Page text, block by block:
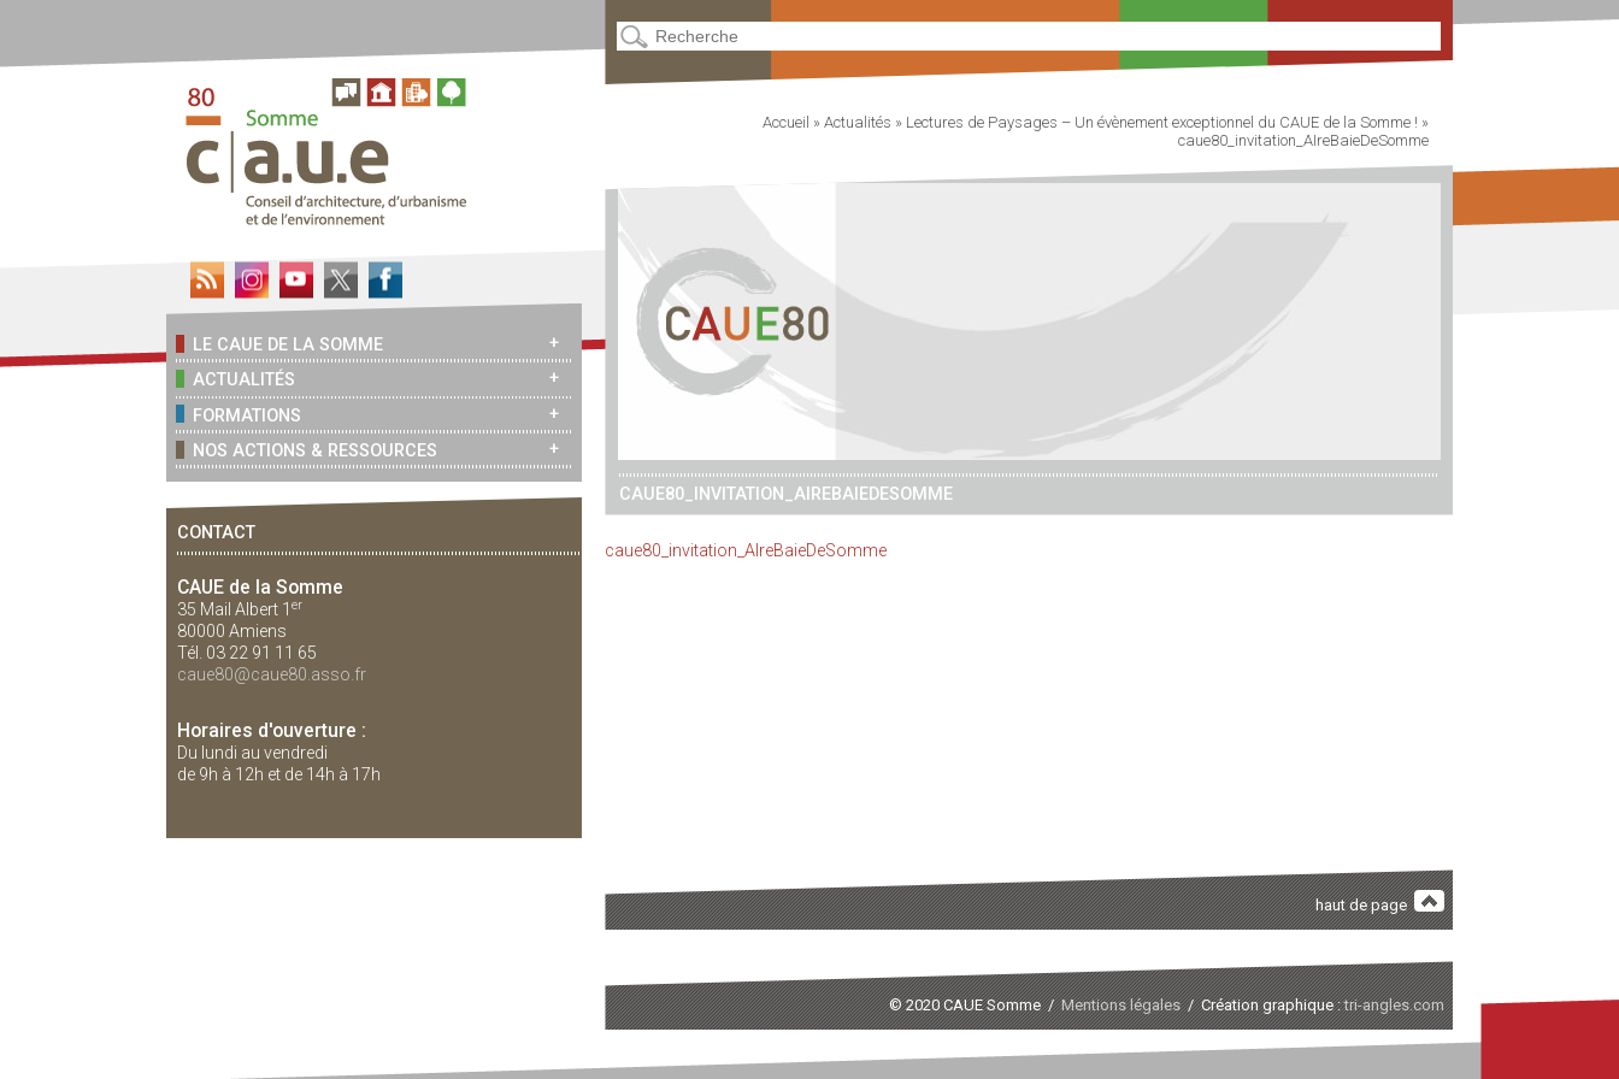
+
LE CAUE DE LA SOMME
+
ACTUALITÉS
+
FORMATIONS
+
NOS ACTIONS & RESSOURCES
CONTACT
CAUE de la Somme
35 Mail Albert 1 er
80000 Amiens
Tél. 03 22 91 11 65
caue80@caue80.asso.fr
Horaires d'ouverture :
Du lundi au vendredi
de 9h à 12h et de 14h à 17h
Accueil »Actualités » Lectures de Paysages – Un évènement exceptionnel du CAUE de la Somme ! »
caue80_invitation_AIreBaieDeSomme
CAUE80_INVITATION_AIREBAIEDESOMME
caue80_invitation_AIreBaieDeSomme
haut de page
© 2020 CAUE Somme /Mentions légales/ Création graphique :tri-angles.com